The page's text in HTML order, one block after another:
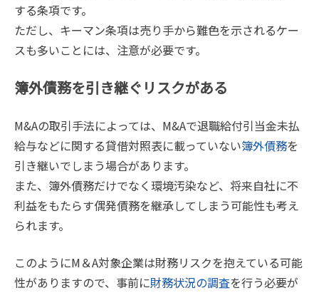
する条項です。
ただし、キーマン条項は売り手から難色を示されるケー
スも多いことには、注意が必要です。
簿外債務を引き継ぐリスクがある
M&Aの取引手法によっては、M&Aで退職給付引当金未払
給与などに関する貸借対照表に載っていない簿外債務を
引き継いでしまう場合があります。
また、簿外債務だけでなく環境汚染など、将来自社に不
利益をもたらす偶発債務を継承してしまう可能性も考え
られます。
このようにM＆A対象企業は財務リスクを抱えている可能
性がありますので、事前に財務状況の調査を行う必要が